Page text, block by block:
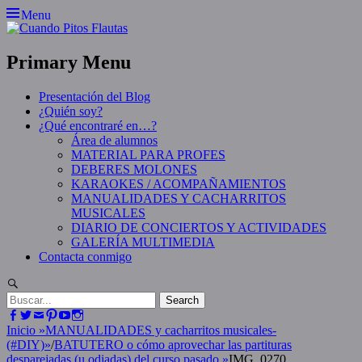
Skip
to
Menu
Primary Menu
Presentación del Blog
¿Quién soy?
¿Qué encontraré en…?
Área de alumnos
MATERIAL PARA PROFES
DEBERES MOLONES
KARAOKES / ACOMPAÑAMIENTOS
MANUALIDADES Y CACHARRITOS
MUSICALES
DIARIO DE CONCIERTOS Y ACTIVIDADES
GALERÍA MULTIMEDIA
Contacta conmigo
Search
for:Facebook
Twitter
EmailPinterest
YouTube
Inicio »MANUALIDADES y cacharritos musicales-
(#DIY)»/BATUTERO o cómo aprovechar las partituras
desparejadas (u odiadas) del curso pasado »IMG_0270